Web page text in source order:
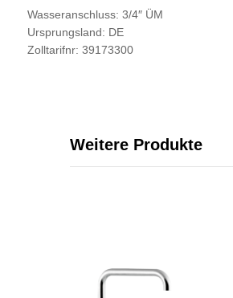
Wasseranschluss: 3/4″ ÜM
Ursprungsland: DE
Zolltarifnr: 39173300
Weitere Produkte